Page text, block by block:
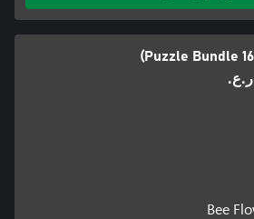
Puzzle Bundle 16
Bee